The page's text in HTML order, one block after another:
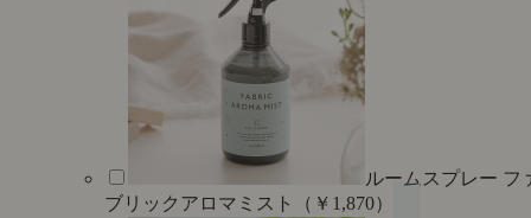
ルームスプレー フ
ブリックアロマミスト（￥1,870）